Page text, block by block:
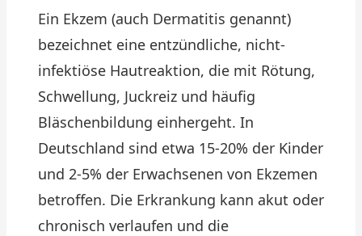
Ein Ekzem (auch Dermatitis genannt)
bezeichnet eine entzündliche, nicht-
infektiöse Hautreaktion, die mit Rötung,
Schwellung, Juckreiz und häufig
Bläschenbildung einhergeht. In
Deutschland sind etwa 15-20% der Kinder
und 2-5% der Erwachsenen von Ekzemen
betroffen. Die Erkrankung kann akut oder
chronisch verlaufen und die